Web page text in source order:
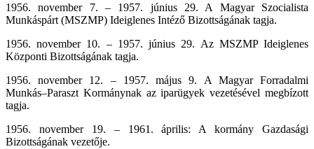
1956. november 7. – 1957. június 29. A Magyar Szocialista
Munkáspárt (MSZMP) Ideiglenes Intéző Bizottságának tagja.
1956. november 10. – 1957. június 29. Az MSZMP Ideiglenes
Központi Bizottságának tagja.
1956. november 12. – 1957. május 9. A Magyar Forradalmi
Munkás–Paraszt Kormánynak az iparügyek vezetésével megbízott
tagja.
1956. november 19. – 1961. április: A kormány Gazdasági
Bizottságának vezetője.